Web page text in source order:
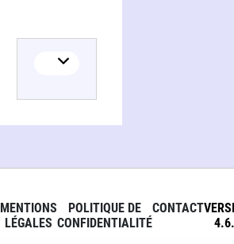
MENTIONS
LÉGALES
POLITIQUE DE
CONFIDENTIALITÉ
CONTACT